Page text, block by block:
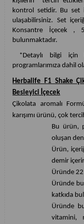
kontrol setidir. Bu set
ulaşabilirsiniz. Set
Konsantre İçecek ,
bulunmaktadır.
*Detaylı bilgi için
programlarımıza dahil
Herbalife F1 Shake
Besleyici İçecek
Çikolata aromalı
karışımı ürünü, çok
Bu ürün,
oluşan
Ürün,
demir
Üründe
Üründe
katkıda
Üründe
vitamini,